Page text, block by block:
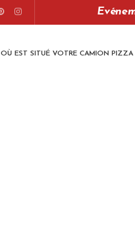
OÙ EST SITUÉ VOTRE CAMION PIZZA